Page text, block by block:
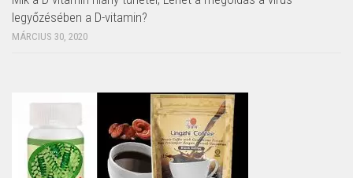
legyőzésében a D-vitamin?
MÁRCIUS 30, 2020